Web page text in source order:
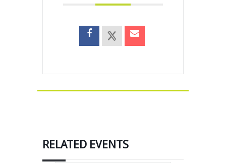
RELATED EVENTS